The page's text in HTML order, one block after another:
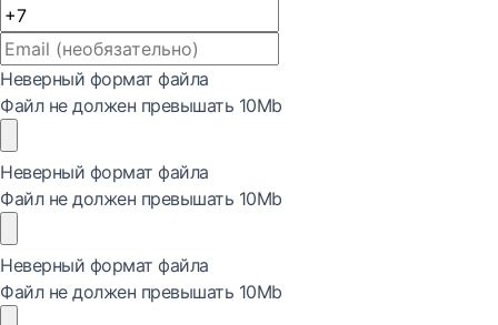
Неверный формат файла
Файл не должен превышать 10Mb
Неверный формат файла
Файл не должен превышать 10Mb
Неверный формат файла
Файл не должен превышать 10Mb